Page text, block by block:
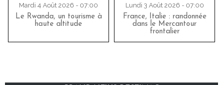
Mardi 4 Août 2026 - 07:00
Le Rwanda, un tourisme à
haute altitude
Lundi 3 Août 2026 - 07:00
France, Italie : randonnée
dans le Mercantour
frontalier